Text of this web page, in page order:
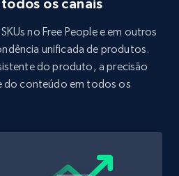
Product description,
os canais
no Free People e em outros
unificada de produtos.
do produto, a precisão
do conteúdo em todos os